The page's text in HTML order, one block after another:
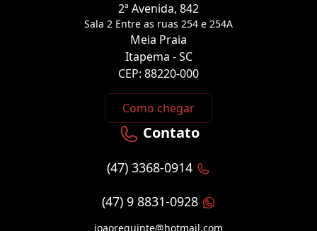
2ª Avenida, 842
Sala 2 Entre as ruas 254 e 254A
Meia Praia
Itapema - SC
CEP: 88220-000
Como chegar
Contato
(47) 3368-0914
(47) 9 8831-0928
joaorequinte@hotmail.com